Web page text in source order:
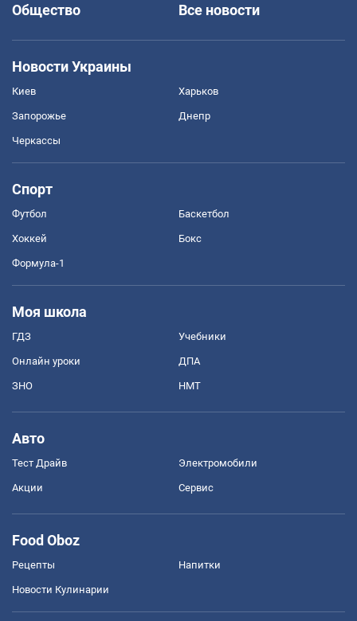
Общество
Все новости
Новости Украины
Киев Харьков
Запорожье Днепр
Черкассы
Спорт
Футбол Баскетбол
Хоккей Бокс
Формула-1
Моя школа
ГДЗ Учебники
Онлайн уроки ДПА
ЗНО НМТ
Авто
Тест Драйв Электромобили
Акции Сервис
Food Oboz
Рецепты Напитки
Новости Кулинарии